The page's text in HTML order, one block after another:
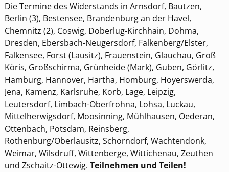
Die Termine des Widerstands in Arnsdorf, Bautzen,
Berlin (3), Bestensee, Brandenburg an der Havel,
Chemnitz (2), Coswig, Doberlug-Kirchhain, Dohma,
Dresden, Ebersbach-Neugersdorf, Falkenberg/Elster,
Falkensee, Forst (Lausitz), Frauenstein, Glauchau, Groß
Köris, Großschirma, Grünheide (Mark), Guben, Görlitz,
Hamburg, Hannover, Hartha, Homburg, Hoyerswerda,
Jena, Kamenz, Karlsruhe, Korb, Lage, Leipzig,
Leutersdorf, Limbach-Oberfrohna, Lohsa, Luckau,
Mittelherwigsdorf, Moosinning, Mühlhausen, Oederan,
Ottenbach, Potsdam, Reinsberg,
Rothenburg/Oberlausitz, Schorndorf, Wachtendonk,
Weimar, Wilsdruff, Wittenberge, Wittichenau, Zeuthen
und Zschaitz-Ottewig. Teilnehmen und Teilen!